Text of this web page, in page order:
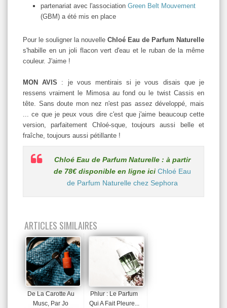
partenariat avec l'association Green Belt Mouvement
(GBM) a été mis en place
Pour le souligner la nouvelle Chloé Eau de Parfum Naturelle
s'habille en un joli flacon vert d'eau et le ruban de la même
couleur. J'aime !
MON AVIS : je vous mentirais si je vous disais que je
ressens vraiment le Mimosa au fond ou le twist Cassis en
tête. Sans doute mon nez n'est pas assez développé, mais
... ce que je peux vous dire c'est que j'aime beaucoup cette
version, parfaitement Chloé-sque, toujours aussi belle et
fraîche, toujours aussi pétillante !
Chloé Eau de Parfum Naturelle : à partir
de 78€ disponible en ligne ici Chloé Eau
de Parfum Naturelle chez Sephora
ARTICLES SIMILAIRES
De La Carotte Au
Musc, Par Jo
Phlur : Le Parfum
Qui A Fait Pleure...